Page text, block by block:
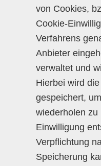
von Cookies,
Cookie-
Verfahrens
Anbieter
verwaltet und
Hierbei wird
gespeichert,
wiederholen
Einwilligung
Verpflichtung
Speicherung